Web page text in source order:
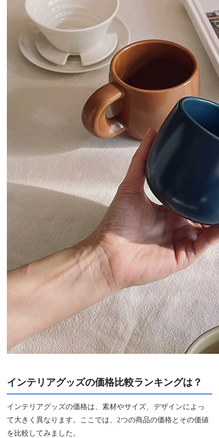
インテリアグッズの価格比較ランキングは？
インテリアグッズの価格は、素材やサイズ、デザインによっ
て大きく異なります。ここでは、2つの商品の価格とその価値
を比較してみました。